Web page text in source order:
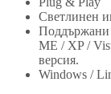
Светлинен
Поддържани
ME / XP /
версия.
Windows /